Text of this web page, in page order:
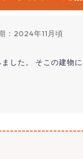
：2024年11月頃
した。 そこの建物